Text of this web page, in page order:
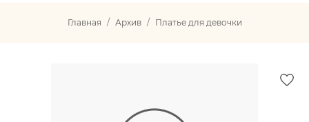
Главная Архив Платье для девочки